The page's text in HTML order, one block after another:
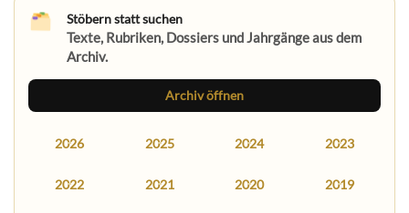
Stöbern statt suchen
Texte, Rubriken, Dossiers und Jahrgänge aus dem
Archiv.
Archiv öffnen
2026 2025 2024 2023
2022 2021 2020 2019